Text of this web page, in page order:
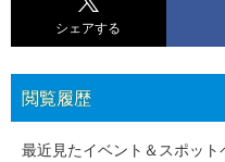
シェアする
閲覧履歴
最近見たイベント＆スポット